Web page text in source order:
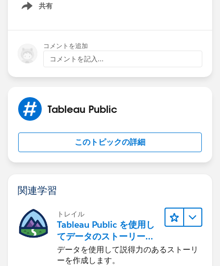
2. Map: Does it show US/India dominance, or is a bar
3. Histogram: Is not having the avg line useful in this
visualization?
Please give Feedback for my post. Any Feedback is
appreciated through comments!!!!
共有
Show menu
コメントを追加
コメントを記入...
Tableau Public
このトピックの詳細
関連学習
トレイル
Tableau Public を使用し
てデータのストーリーを
伝える
データを使用して説得力のあるストーリ
ーを作成します。